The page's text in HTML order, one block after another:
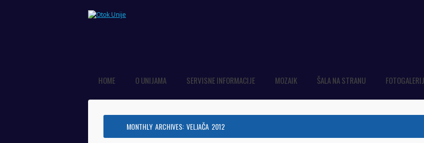
HOME O UNIJAMA SERVISNE INFORMACIJE MOZAIK ŠALA NA STRANU
MONTHLY ARCHIVES: VELJAČA 2012